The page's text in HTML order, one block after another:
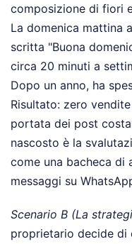
composizione di fiori
La domenica mattina
scritta "Buona
circa 20 minuti a
Dopo un anno, ha
Risultato: zero
portata dei post
nascosto è la
come una bacheca di
messaggi su
Scenario B (La
proprietario decide di